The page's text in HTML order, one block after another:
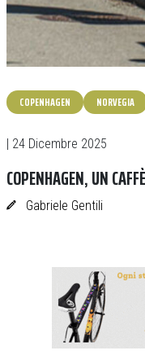
COPENHAGEN NORVEGIA
| 24 Dicembre 2025
COPENHAGEN, UN
Gabriele Gentili